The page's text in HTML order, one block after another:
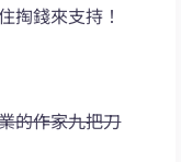
掏錢來支持！
的作家九把刀